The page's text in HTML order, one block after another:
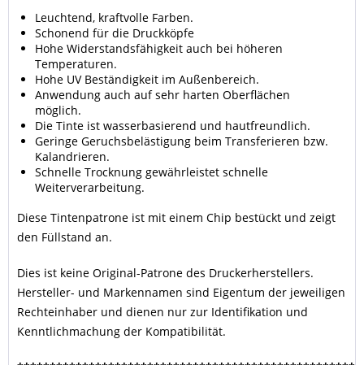
Leuchtend, kraftvolle Farben.
Schonend für die Druckköpfe
Hohe Widerstandsfähigkeit auch bei höheren
Temperaturen.
Hohe UV Beständigkeit im Außenbereich.
Anwendung auch auf sehr harten Oberflächen
möglich.
Die Tinte ist wasserbasierend und hautfreundlich.
Geringe Geruchsbelästigung beim Transferieren bzw.
Kalandrieren.
Schnelle Trocknung gewährleistet schnelle
Weiterverarbeitung.
Diese Tintenpatrone ist mit einem Chip bestückt und zeigt
den Füllstand an.
Dies ist keine Original-Patrone des Druckerherstellers.
Hersteller- und Markennamen sind Eigentum der jeweiligen
Rechteinhaber und dienen nur zur Identifikation und
Kenntlichmachung der Kompatibilität.